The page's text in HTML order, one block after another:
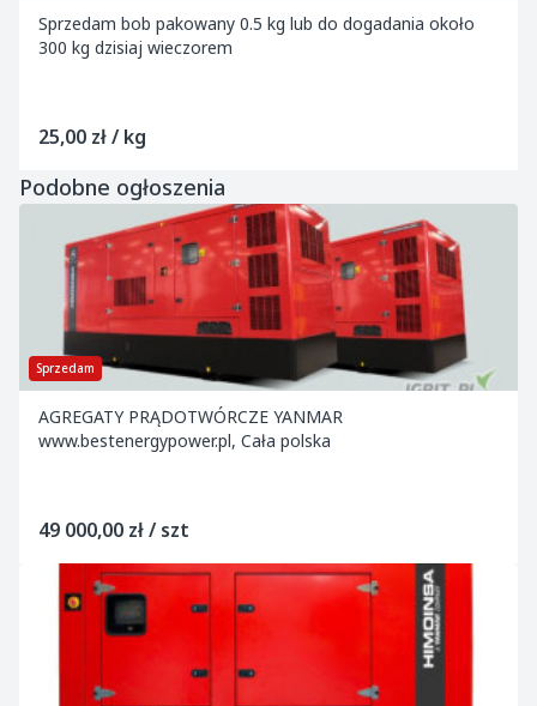
Sprzedam bob pakowany 0.5 kg lub do dogadania około
300 kg dzisiaj wieczorem
25,00 zł / kg
Podobne ogłoszenia
Sprzedam
AGREGATY PRĄDOTWÓRCZE YANMAR
www.bestenergypower.pl, Cała polska
49 000,00 zł / szt